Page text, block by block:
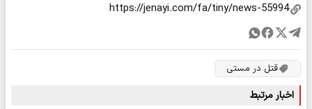
قتل در مستی
اخبار مرتبط